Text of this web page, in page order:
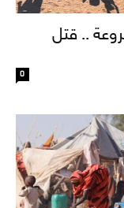
.. قتل
0